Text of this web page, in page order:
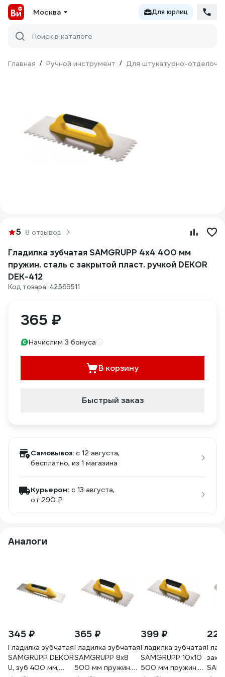
Москва Для юрлиц
Поиск в каталоге
Главная / Ручной инструмент / Для штукатурно-
5 8 отзывов
Гладилка зубчатая SAMGRUPP 4х4 400 мм
пружин. сталь c закрытой пласт. ручкой DEKOR
DEK-412
Код товара: 42569511
365 ₽
Начислим 3 бонуса
В корзину
Быстрый заказ
Самовывоз: c 12 августа,
бесплатно, из 1 магазина
Курьером: c 13 августа,
от 290 ₽
Аналоги
345 ₽
Гладилка зубчатая
SAMGRUPP DEKOR
U, зуб 400 мм,
365 ₽
Гладилка зубчатая
SAMGRUPP 8х8
500 мм пружин.
399 ₽
Гладилка зубчатая
SAMGRUPP 10х10
500 мм пружин.